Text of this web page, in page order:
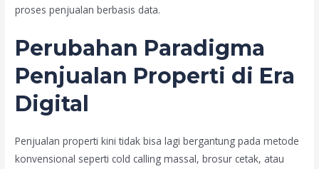
proses penjualan berbasis data.
Perubahan Paradigma
Penjualan Properti di Era
Digital
Penjualan properti kini tidak bisa lagi bergantung pada metode
konvensional seperti cold calling massal, brosur cetak, atau